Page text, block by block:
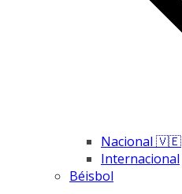
Nacional 🇻🇪
Internacional
Béisbol